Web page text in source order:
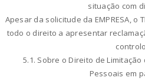
situação com
Apesar da solicitude da EMPRESA, o
todo o direito a apresentar
5.1. Sobre o Direito de
Pessoais em